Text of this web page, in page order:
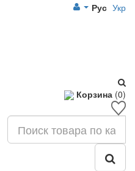
Рус Укр
Корзина (0)